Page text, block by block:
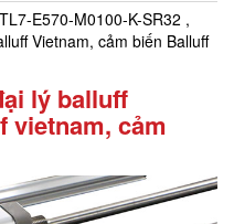
E570-M0100-K-SR32 ,
Vietnam, cảm biến Balluff
lý balluff
vietnam, cảm